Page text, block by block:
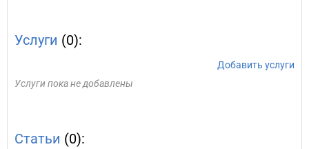
Услуги (0):
Добавить услуги
Услуги пока не добавлены
Статьи (0):